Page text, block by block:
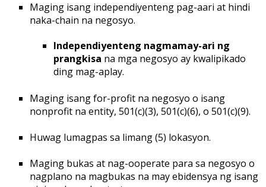
Maging isang independiyenteng pag-aari at hindi
naka-chain na negosyo.
Independiyenteng nagmamay-ari ng
prangkisa na mga negosyo ay kwalipikado
ding mag-aplay.
Maging isang for-profit na negosyo o isang
nonprofit na entity, 501(c)(3), 501(c)(6), o 501(c)(9).
Huwag lumagpas sa limang (5) lokasyon.
Maging bukas at nag-ooperate para sa negosyo o
nagplano na magbukas na may ebidensya ng isang